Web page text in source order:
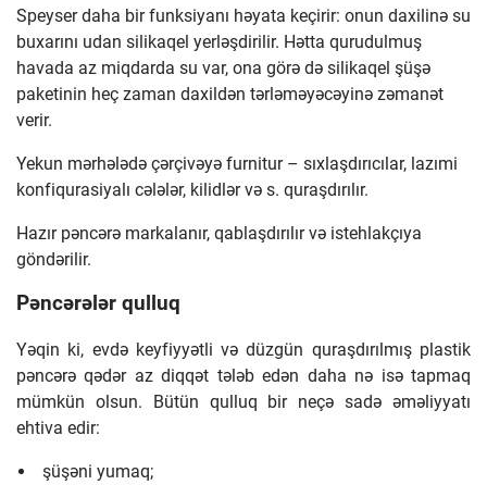
Speyser daha bir funksiyanı həyata keçirir: onun daxilinə su
buxarını udan silikaqel yerləşdirilir. Hətta qurudulmuş
havada az miqdarda su var, ona görə də silikaqel şüşə
paketinin heç zaman daxildən tərləməyəcəyinə zəmanət
verir.
Yekun mərhələdə çərçivəyə furnitur – sıxlaşdırıcılar, lazımi
konfiqurasiyalı cələlər, kilidlər və s. quraşdırılır.
Hazır pəncərə markalanır, qablaşdırılır və istehlakçıya
göndərilir.
Pəncərələr qulluq
Yəqin ki, evdə keyfiyyətli və düzgün quraşdırılmış plastik
pəncərə qədər az diqqət tələb edən daha nə isə tapmaq
mümkün olsun. Bütün qulluq bir neçə sadə əməliyyatı
ehtiva edir:
şüşəni yumaq;